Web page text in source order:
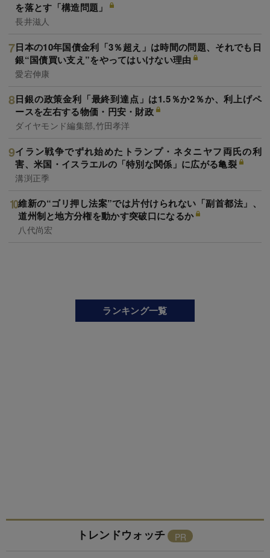
を落とす「構造問題」
長井滋人
日本の10年国債金利「3％超え」は時間の問題、それでも日
銀“国債買い支え”をやってはいけない理由
愛宕伸康
日銀の政策金利「最終到達点」は1.5％か2％か、利上げペ
ースを左右する物価・円安・財政
ダイヤモンド編集部,竹田孝洋
イラン戦争でずれ始めたトランプ・ネタニヤフ両氏の利
害、米国・イスラエルの「特別な関係」に広がる亀裂
溝渕正季
維新の“ゴリ押し法案”では片付けられない「副首都法」、
道州制と地方分権を動かす突破口になるか
八代尚宏
ランキング一覧
トレンドウォッチ